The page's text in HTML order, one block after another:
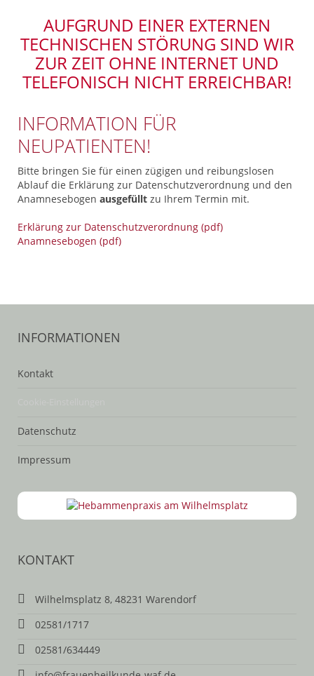
AUFGRUND EINER EXTERNEN
TECHNISCHEN STÖRUNG SIND WIR
ZUR ZEIT OHNE INTERNET UND
TELEFONISCH NICHT ERREICHBAR!
INFORMATION FÜR
NEUPATIENTEN!
Bitte bringen Sie für einen zügigen und reibungslosen
Ablauf die Erklärung zur Datenschutzverordnung und den
Anamnesebogen ausgefüllt zu Ihrem Termin mit.
Erklärung zur Datenschutzverordnung (pdf)
Anamnesebogen (pdf)
INFORMATIONEN
Kontakt
Datenschutz
Impressum
KONTAKT
Wilhelmsplatz 8, 48231 Warendorf
02581/1717
02581/634449